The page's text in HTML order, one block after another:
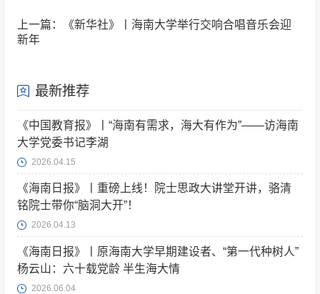
上一篇：《新华社》丨海南大学举行交响合唱音乐会迎
新年
最新推荐
《中国教育报》丨“海南有需求，海大有作为”——访海南
大学党委书记李湖
2026.04.15
《海南日报》丨重磅上线！院士思政大讲堂开讲，骆清
铭院士带你“脑洞大开”！
2026.04.13
《海南日报》丨原海南大学早期建设者、“第一代种树人”
杨云山：六十载党龄 半生海大情
2026.06.04